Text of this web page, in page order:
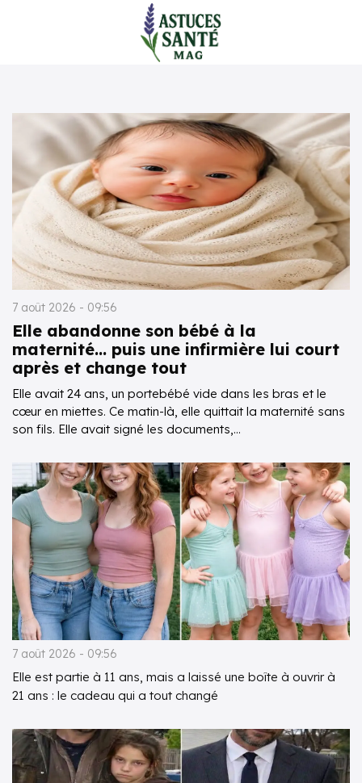
7 août 2026 - 09:56
Elle abandonne son bébé à la
maternité… puis une infirmière lui court
après et change tout
Elle avait 24 ans, un portebébé vide dans les bras et le
cœur en miettes. Ce matin-là, elle quittait la maternité sans
son fils. Elle avait signé les documents,...
7 août 2026 - 09:56
Elle est partie à 11 ans, mais a laissé une boîte à ouvrir à
21 ans : le cadeau qui a tout changé